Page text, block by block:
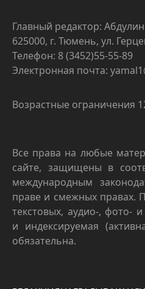
Главный редактор:
625000, г. Тюмень, ул.
Телефон: 8 (3452)55-55-89
Электронная почта:
Возрастные ограничения
Все права на любые
сайте, защищены в
международным
праве и смежных правах.
текстовых, аудио-, фото-
и индексируемая
обязательна.